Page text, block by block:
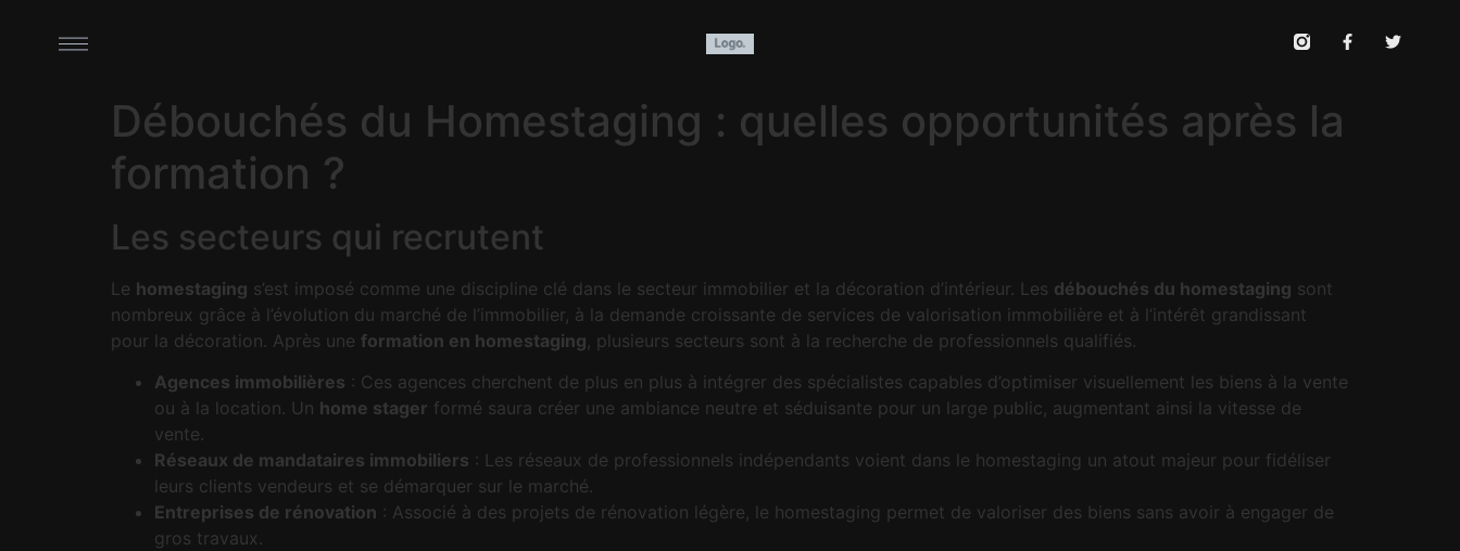
Débouchés du Homestaging : quelles opportunités après la
formation ?
Les secteurs qui recrutent
Le homestaging s’est imposé comme une discipline clé dans le secteur immobilier et la décoration d’intérieur. Les débouchés du homestaging sont
nombreux grâce à l’évolution du marché de l’immobilier, à la demande croissante de services de valorisation immobilière et à l’intérêt grandissant
pour la décoration. Après une formation en homestaging, plusieurs secteurs sont à la recherche de professionnels qualifiés.
Agences immobilières : Ces agences cherchent de plus en plus à intégrer des spécialistes capables d’optimiser visuellement les biens à la vente
ou à la location. Un home stager formé saura créer une ambiance neutre et séduisante pour un large public, augmentant ainsi la vitesse de
vente.
Réseaux de mandataires immobiliers : Les réseaux de professionnels indépendants voient dans le homestaging un atout majeur pour fidéliser
leurs clients vendeurs et se démarquer sur le marché.
Entreprises de rénovation : Associé à des projets de rénovation légère, le homestaging permet de valoriser des biens sans avoir à engager de
gros travaux.